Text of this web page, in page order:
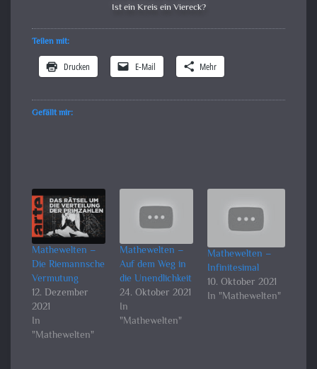
Ist ein Kreis ein Viereck?
Teilen mit:
Drucken E-Mail Mehr
Gefällt mir:
Mathewelten –
Die Riemannsche
Vermutung
12. Dezember
2021
In
"Mathewelten"
Mathewelten –
Auf dem Weg in
die Unendlichkeit
24. Oktober 2021
In
"Mathewelten"
Mathewelten –
Infinitesimal
10. Oktober 2021
In "Mathewelten"